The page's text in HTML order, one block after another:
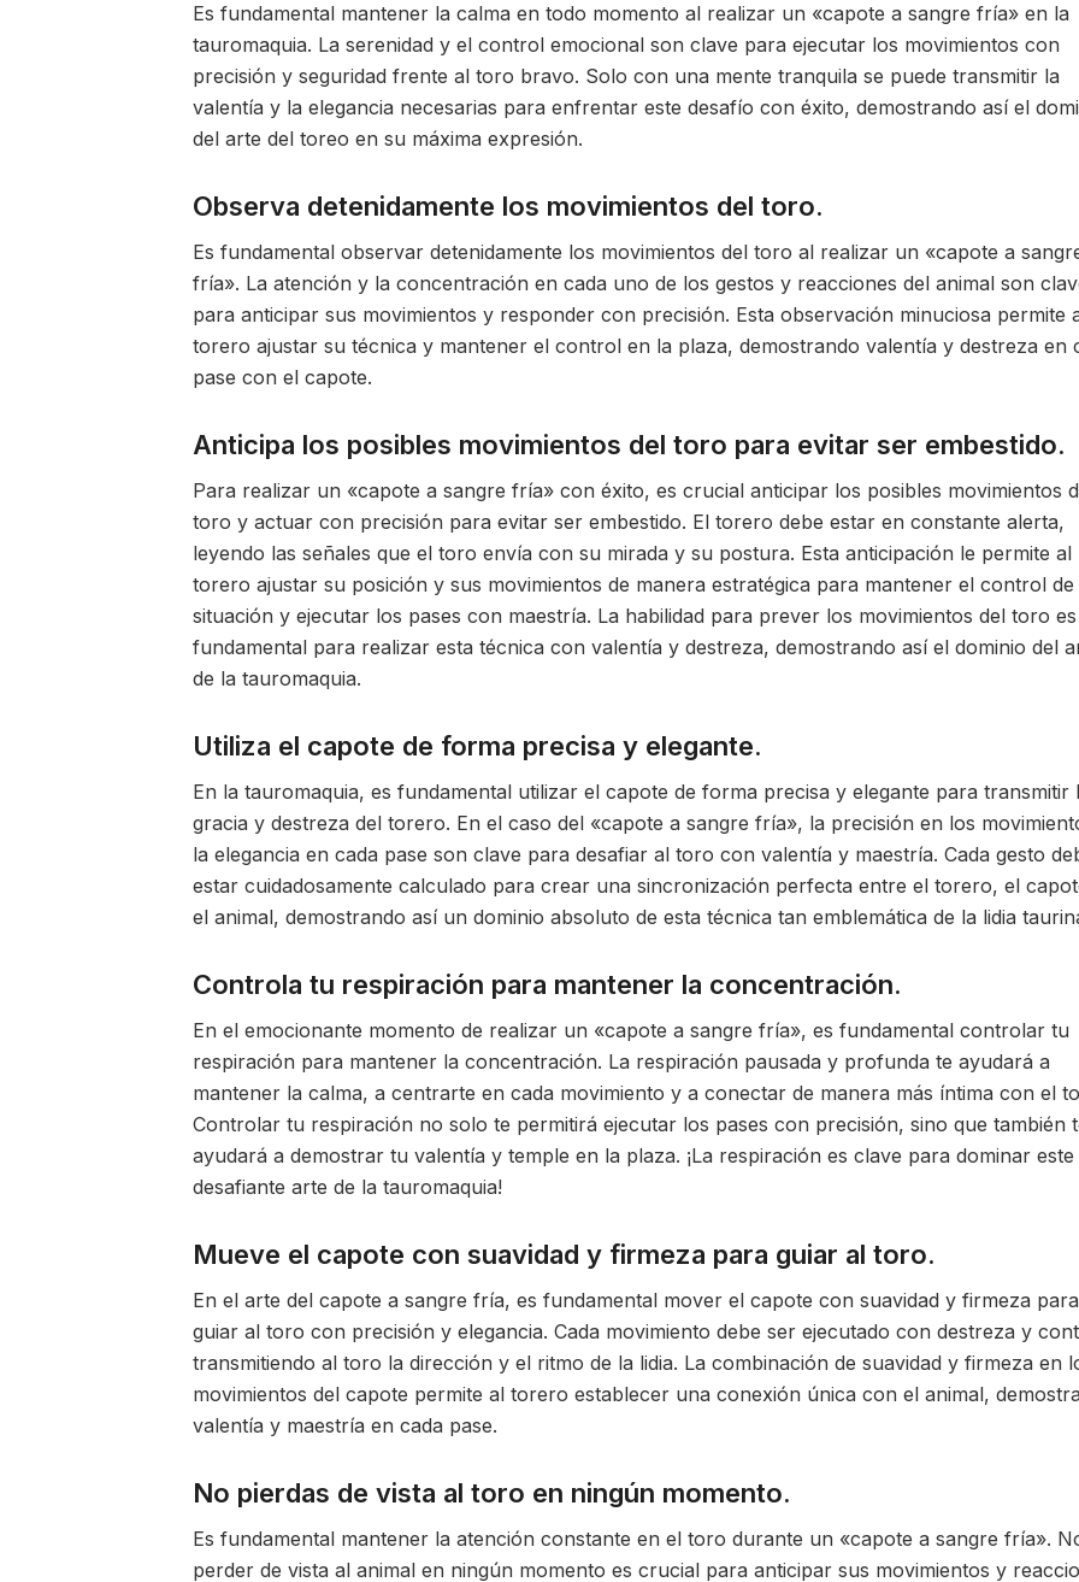
Es fundamental mantener la calma en todo momento al realizar un «capote a sangre fría» en la
tauromaquia. La serenidad y el control emocional son clave para ejecutar los movimientos con
precisión y seguridad frente al toro bravo. Solo con una mente tranquila se puede transmitir la
valentía y la elegancia necesarias para enfrentar este desafío con éxito, demostrando así el
del arte del toreo en su máxima expresión.
Observa detenidamente los movimientos del toro.
Es fundamental observar detenidamente los movimientos del toro al realizar un «capote a
fría». La atención y la concentración en cada uno de los gestos y reacciones del animal son
para anticipar sus movimientos y responder con precisión. Esta observación minuciosa permite
torero ajustar su técnica y mantener el control en la plaza, demostrando valentía y destreza en
pase con el capote.
Anticipa los posibles movimientos del toro para evitar ser embestido.
Para realizar un «capote a sangre fría» con éxito, es crucial anticipar los posibles movimientos
toro y actuar con precisión para evitar ser embestido. El torero debe estar en constante alerta,
leyendo las señales que el toro envía con su mirada y su postura. Esta anticipación le permite al
torero ajustar su posición y sus movimientos de manera estratégica para mantener el control de
situación y ejecutar los pases con maestría. La habilidad para prever los movimientos del toro es
fundamental para realizar esta técnica con valentía y destreza, demostrando así el dominio del
de la tauromaquia.
Utiliza el capote de forma precisa y elegante.
En la tauromaquia, es fundamental utilizar el capote de forma precisa y elegante para transmitir
gracia y destreza del torero. En el caso del «capote a sangre fría», la precisión en los
la elegancia en cada pase son clave para desafiar al toro con valentía y maestría. Cada gesto
estar cuidadosamente calculado para crear una sincronización perfecta entre el torero, el
el animal, demostrando así un dominio absoluto de esta técnica tan emblemática de la lidia
Controla tu respiración para mantener la concentración.
En el emocionante momento de realizar un «capote a sangre fría», es fundamental controlar tu
respiración para mantener la concentración. La respiración pausada y profunda te ayudará a
mantener la calma, a centrarte en cada movimiento y a conectar de manera más íntima con el
Controlar tu respiración no solo te permitirá ejecutar los pases con precisión, sino que también
ayudará a demostrar tu valentía y temple en la plaza. ¡La respiración es clave para dominar este
desafiante arte de la tauromaquia!
Mueve el capote con suavidad y firmeza para guiar al toro.
En el arte del capote a sangre fría, es fundamental mover el capote con suavidad y firmeza para
guiar al toro con precisión y elegancia. Cada movimiento debe ser ejecutado con destreza y
transmitiendo al toro la dirección y el ritmo de la lidia. La combinación de suavidad y firmeza en
movimientos del capote permite al torero establecer una conexión única con el animal,
valentía y maestría en cada pase.
No pierdas de vista al toro en ningún momento.
Es fundamental mantener la atención constante en el toro durante un «capote a sangre fría».
perder de vista al animal en ningún momento es crucial para anticipar sus movimientos y